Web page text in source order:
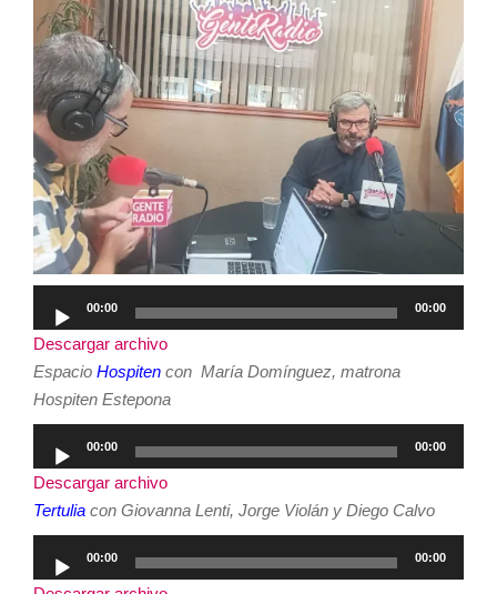
de
audio
00:00 00:00
Descargar archivo
Espacio Hospiten con María Domínguez, matrona
Hospiten Estepona
de
audio
00:00 00:00
Descargar archivo
Tertulia con Giovanna Lenti, Jorge Violán y Diego Calvo
de
00:00 00:00